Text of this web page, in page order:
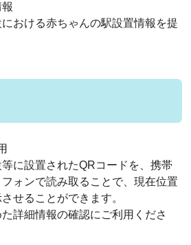
おける赤ちゃんの駅設置情報を提
に設置されたQRコードを、携帯
ォンで読み取ることで、現在位置
せることができます。
詳細情報の確認にご利用くださ